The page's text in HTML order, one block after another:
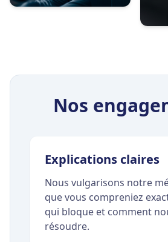
Nos
Explications claires
Nous vulgarisons notre
que vous compreniez
qui bloque et comment
résoudre.